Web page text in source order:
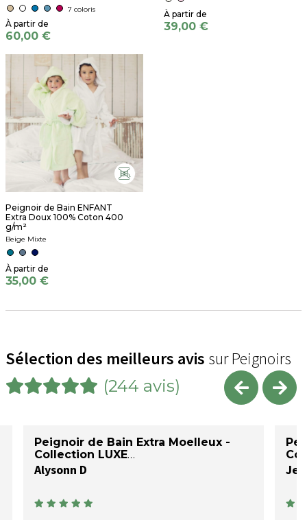
7 coloris
60,00 €
39,00 €
Peignoir de Bain ENFANT
Extra Doux 100% Coton 400
g/m²
Beige Mixte
35,00 €
Sélection des meilleurs avis sur Peignoirs
(244 avis)
Peignoir de Bain Extra Moelleux -
Collection LUXE
Alysonn D